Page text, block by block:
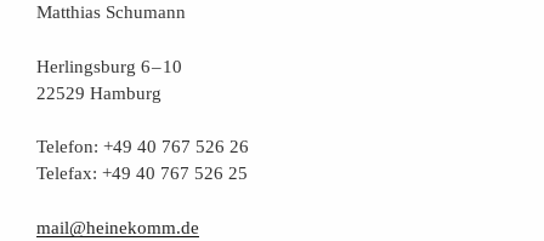
Mat­thi­as Schumann
Her­lings­burg 6 – 10
22529 Hamburg
Tele­fon: +49 40 767 526 26
Tele­fax: +49 40 767 526 25
mail@heinekomm.de